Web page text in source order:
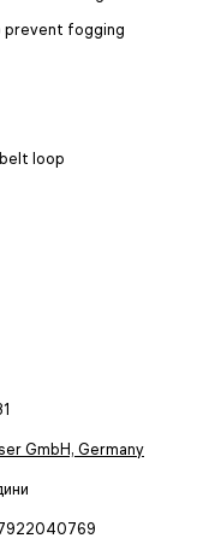
prevent fogging
loop
GmbH, Germany